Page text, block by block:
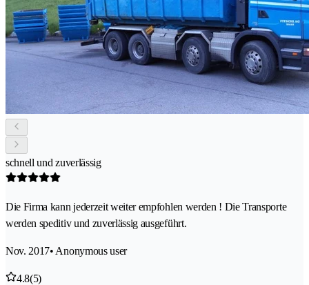
schnell und zuverlässig
Die Firma kann jederzeit weiter empfohlen werden ! Die Transporte
werden speditiv und zuverlässig ausgeführt.
Nov. 2017• Anonymous user
4.8(5)